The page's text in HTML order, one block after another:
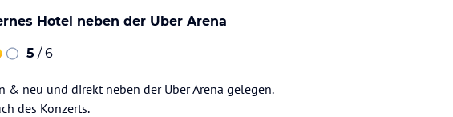
Hotel neben der Uber Arena
5 / 6
& neu und direkt neben der Uber Arena gelegen.
des Konzerts.